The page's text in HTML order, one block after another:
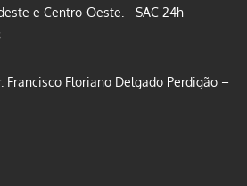
e Centro-Oeste. - SAC 24h
Francisco Floriano Delgado Perdigão –